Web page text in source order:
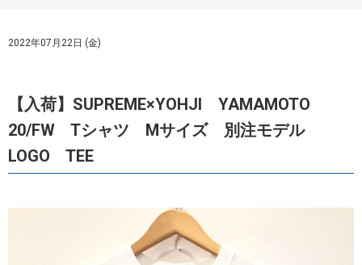
2022年07月22日 (金)
【入荷】SUPREME×YOHJI YAMAMOTO
20/FW Tシャツ Mサイズ 別注モデル
LOGO TEE